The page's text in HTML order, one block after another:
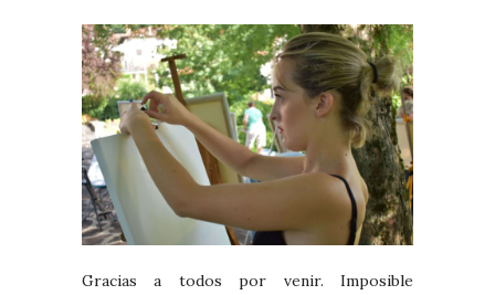
Gracias a todos por venir. Imposible